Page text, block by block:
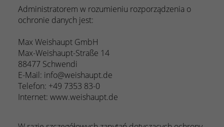
Administratorem w rozumieniu rozporządzenia o
ochronie danych jest:
Max Weishaupt GmbH
Max-Weishaupt-Straße 14
88477 Schwendi
E-Mail: info@weishaupt.de
Telefon: +49 7353 83-0
Internet: www.weishaupt.de